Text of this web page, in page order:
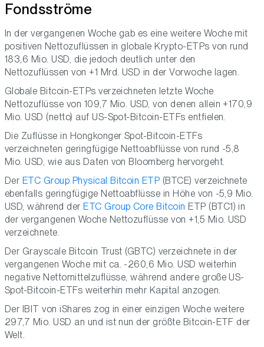
Fondsströme
In der vergangenen Woche gab es eine weitere Woche mit
positiven Nettozuflüssen in globale Krypto-ETPs von rund
183,6 Mio. USD, die jedoch deutlich unter den
Nettozuflüssen von +1 Mrd. USD in der Vorwoche lagen.
Globale Bitcoin-ETPs verzeichneten letzte Woche
Nettozuflüsse von 109,7 Mio. USD, von denen allein +170,9
Mio. USD (netto) auf US-Spot-Bitcoin-ETFs entfielen.
Die Zuflüsse in Hongkonger Spot-Bitcoin-ETFs
verzeichneten geringfügige Nettoabflüsse von rund -5,8
Mio. USD, wie aus Daten von Bloomberg hervorgeht.
Der ETC Group Physical Bitcoin ETP (BTCE) verzeichnete
ebenfalls geringfügige Nettoabflüsse in Höhe von -5,9 Mio.
USD, während der ETC Group Core Bitcoin ETP (BTC1) in
der vergangenen Woche Nettozuflüsse von +1,5 Mio. USD
verzeichnete.
Der Grayscale Bitcoin Trust (GBTC) verzeichnete in der
vergangenen Woche mit ca. -260,6 Mio. USD weiterhin
negative Nettomittelzuflüsse, während andere große US-
Spot-Bitcoin-ETFs weiterhin mehr Kapital anzogen.
Der IBIT von iShares zog in einer einzigen Woche weitere
297,7 Mio. USD an und ist nun der größte Bitcoin-ETF der
Welt.